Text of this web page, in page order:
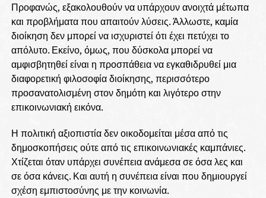
Προφανώς, εξακολουθούν να υπάρχουν ανοιχτά μέτωπα
και προβλήματα που απαιτούν λύσεις. Άλλωστε, καμία
διοίκηση δεν μπορεί να ισχυριστεί ότι έχει πετύχει το
απόλυτο. Εκείνο, όμως, που δύσκολα μπορεί να
αμφισβητηθεί είναι η προσπάθεια να εγκαθιδρυθεί μια
διαφορετική φιλοσοφία διοίκησης, περισσότερο
προσανατολισμένη στον δημότη και λιγότερο στην
επικοινωνιακή εικόνα.
Η πολιτική αξιοπιστία δεν οικοδομείται μέσα από τις
δημοσκοπήσεις ούτε από τις επικοινωνιακές καμπάνιες.
Χτίζεται όταν υπάρχει συνέπεια ανάμεσα σε όσα λες και
σε όσα κάνεις. Και αυτή η συνέπεια είναι που δημιουργεί
σχέση εμπιστοσύνης με την κοινωνία.